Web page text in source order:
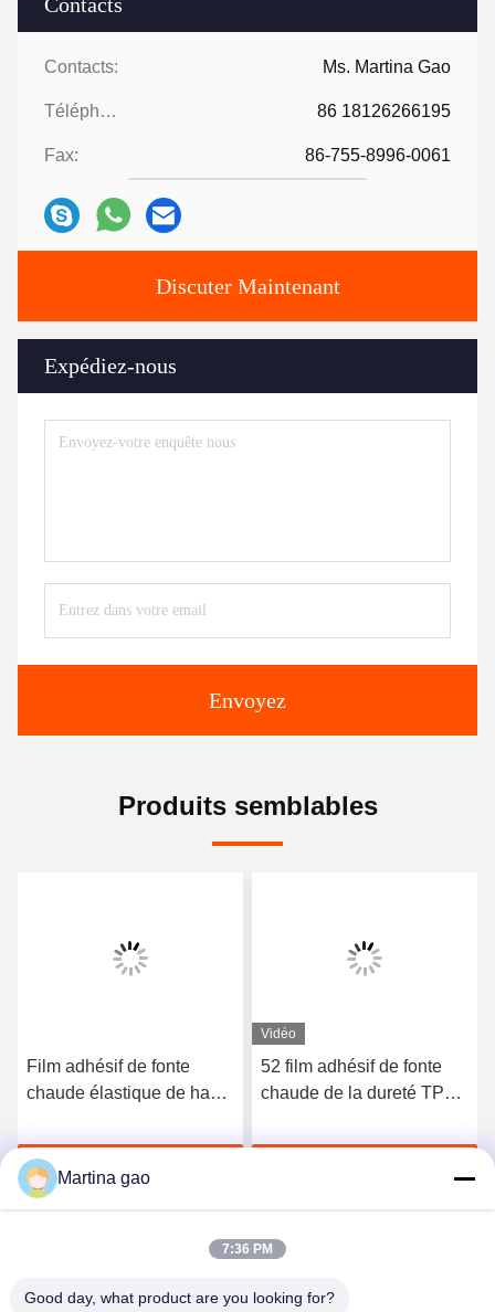
Contacts: Ms. Martina Gao
Téléphone: 86 18126266195
Fax: 86-755-8996-0061
Discuter Maintenant
Expédiez-nous
Envoyez
Produits semblables
Film adhésif de fonte
chaude élastique de haute
3412
Discuter Maintenant
Vidéo
52 film adhésif de fonte
chaude de la dureté TPU
vêtements sans couture
Martina gao
7:36 PM
Good day, what product are you looking for?